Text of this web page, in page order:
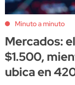
Minuto a minuto
Mercados:
$1.500,
ubica en